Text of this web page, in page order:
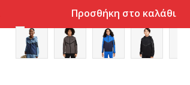
Προσθήκη στο καλάθι